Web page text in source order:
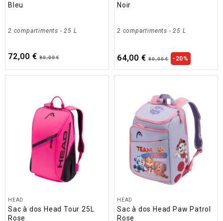
Bleu
2 compartiments - 25 L
72,00 € 80,00 €
Noir
2 compartiments - 25 L
64,00 € 80,00 € -20%
HEAD
Sac à dos Head Tour 25L
Rose
HEAD
Sac à dos Head Paw Patrol
Rose